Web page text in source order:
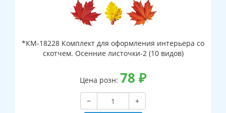
*КМ-18228 Комплект для оформления интерьера со
скотчем. Осенние листочки-2 (10 видов)
Цена розн: 78 ₽
−
+